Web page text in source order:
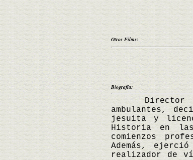
Otros Films:
Biografía:
Director de
ambulantes,
jesuita y
Historia en las
comienzos
Además,
realizador de